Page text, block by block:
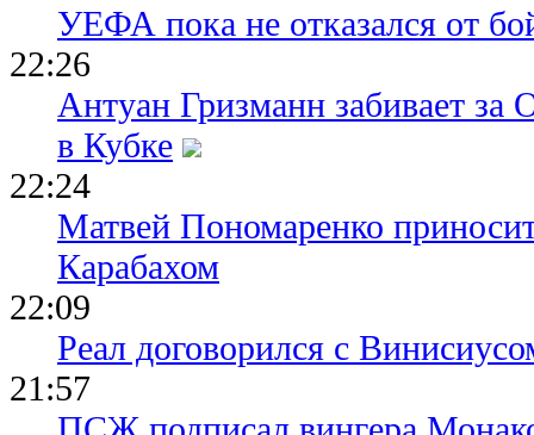
УЕФА пока не отказался от
22:26
Антуан Гризманн забивает за
в Кубке
22:24
Матвей Пономаренко
Карабахом
22:09
Реал договорился с
21:57